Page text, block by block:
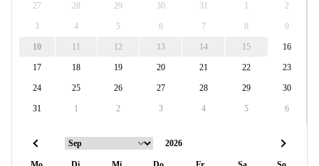
27 28 29 30 31 1 2
3 4 5 6 7 8 9
10 11 12 13 14 15 16
17 18 19 20 21 22 23
24 25 26 27 28 29 30
31 1 2 3 4 5 6